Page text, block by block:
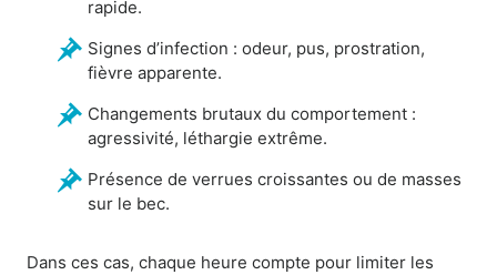
rapide.
Signes d’infection : odeur, pus, prostration,
fièvre apparente.
Changements brutaux du comportement :
agressivité, léthargie extrême.
Présence de verrues croissantes ou de masses
sur le bec.
Dans ces cas, chaque heure compte pour limiter les